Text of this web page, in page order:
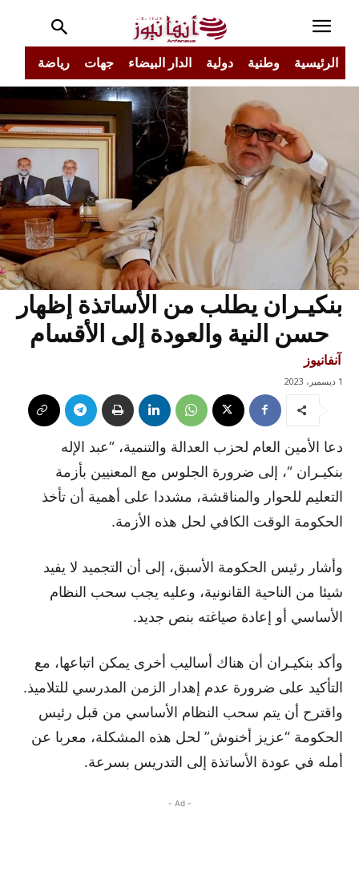
الرئيسية وطنية دولية الدار البيضاء جهات رياضة
بنكيـران يطلب من الأساتذة إظهار
حسن النية والعودة إلى الأقسام
آنفانيوز
1 ديسمبر، 2023
دعا الأمين العام لحزب العدالة والتنمية، “عبد الإله
بنكيـران “، إلى ضرورة الجلوس مع المعنيين بأزمة
التعليم للحوار والمناقشة، مشددا على أهمية أن تأخذ
الحكومة الوقت الكافي لحل هذه الأزمة.
وأشار رئيس الحكومة الأسبق، إلى أن التجميد لا يفيد
شيئا من الناحية القانونية، وعليه يجب سحب النظام
الأساسي أو إعادة صياغته بنص جديد.
وأكد بنكيـران أن هناك أساليب أخرى يمكن اتباعها، مع
التأكيد على ضرورة عدم إهدار الزمن المدرسي للتلاميذ.
واقترح أن يتم سحب النظام الأساسي من قبل رئيس
الحكومة “عزيز أخنوش” لحل هذه المشكلة، معربا عن
أمله في عودة الأساتذة إلى التدريس بسرعة.
- Ad -